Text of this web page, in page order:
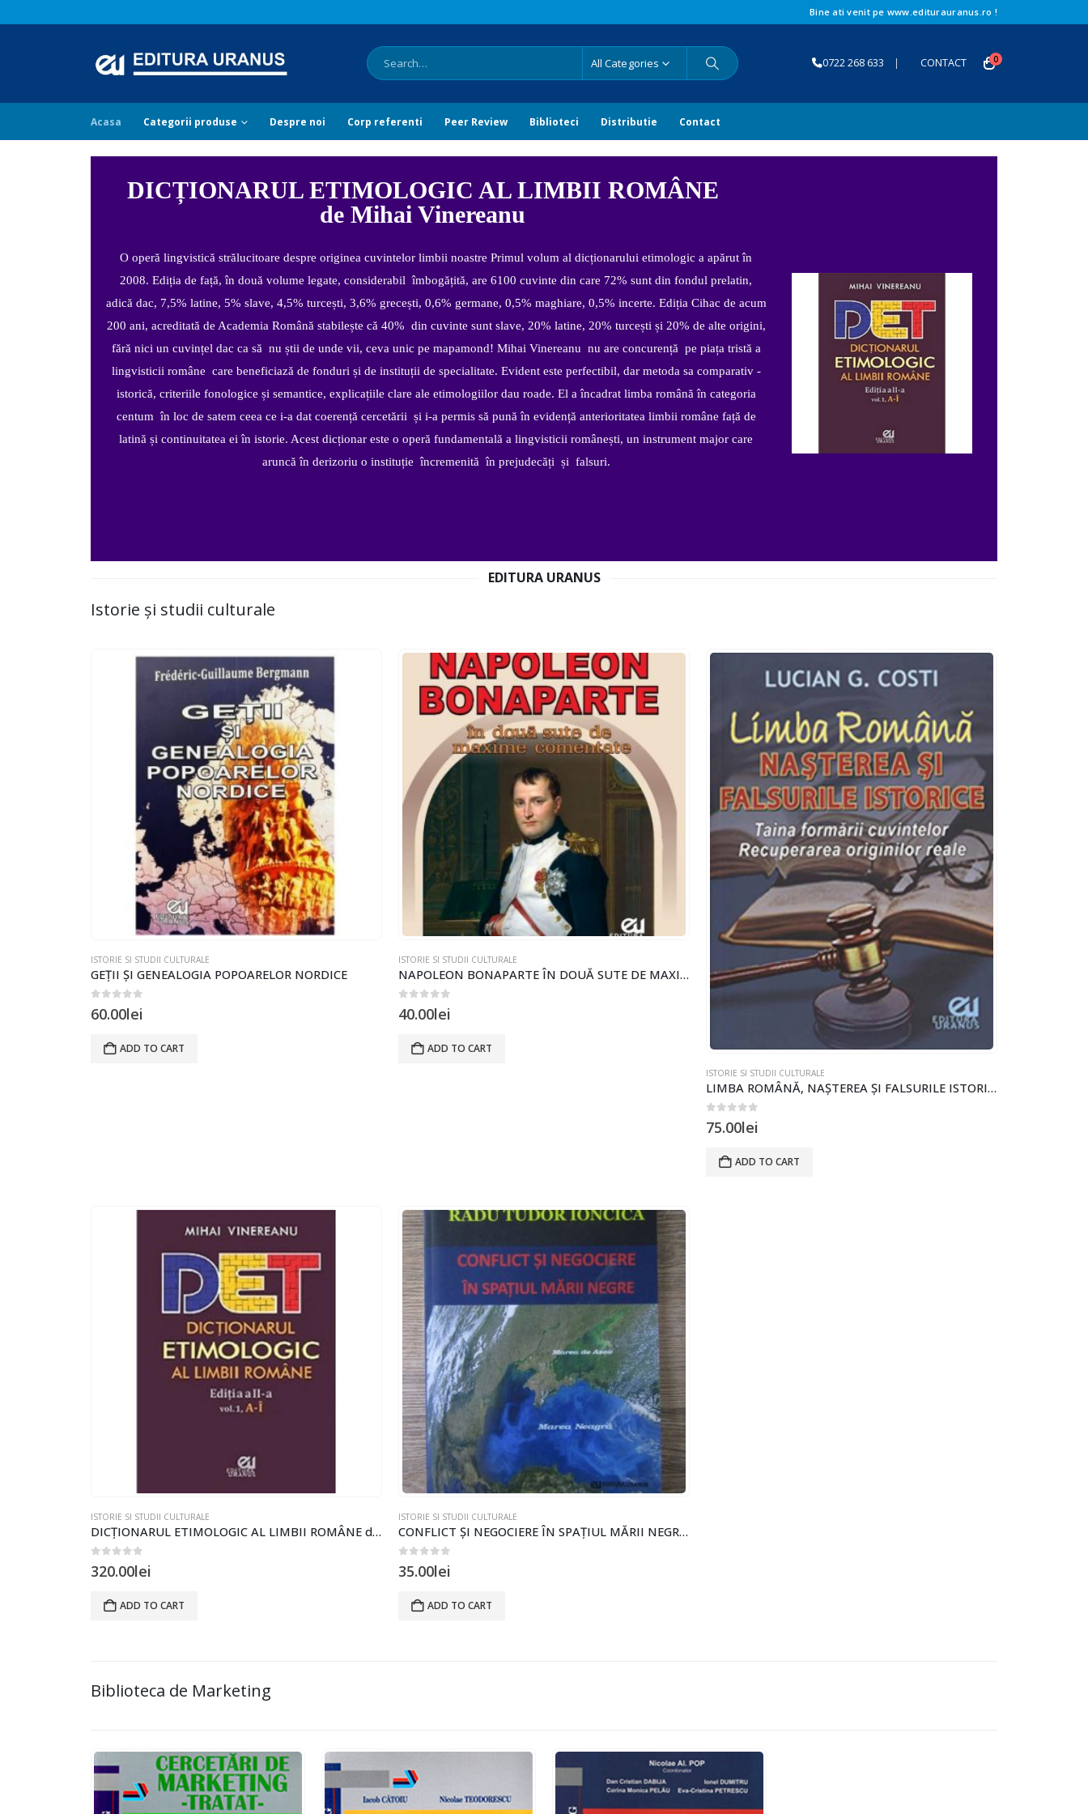
Bine ati venit pe www.editurauranus.ro !
All Categories 0722 268 633 | CONTACT 0
Acasa Categorii produse Despre noi Corp referenti Peer Review Biblioteci Distributie Contact
O operă lingvistică strălucitoare despre originea cuvintelor limbii noastre Primul volum al dicționarului etimologic a apărut în
2008. Ediția de față, în două volume legate, considerabil îmbogățită, are 6100 cuvinte din care 72% sunt din fondul prelatin,
adică dac, 7,5% latine, 5% slave, 4,5% turcești, 3,6% grecești, 0,6% germane, 0,5% maghiare, 0,5% incerte. Ediția Cihac de acum
200 ani, acreditată de Academia Română stabilește că 40% din cuvinte sunt slave, 20% latine, 20% turcești și 20% de alte origini,
fără nici un cuvințel dac ca să nu știi de unde vii, ceva unic pe mapamond! Mihai Vinereanu nu are concurență pe piața tristă a
lingvisticii române care beneficiază de fonduri și de instituții de specialitate. Evident este perfectibil, dar metoda sa comparativ -
istorică, criteriile fonologice și semantice, explicațiile clare ale etimologiilor dau roade. El a încadrat limba română în categoria
centum în loc de satem ceea ce i-a dat coerență cercetării și i-a permis să pună în evidență anterioritatea limbii române față de
latină și continuitatea ei în istorie. Acest dicționar este o operă fundamentală a lingvisticii românești, un instrument major care
aruncă în derizoriu o instituție încremenită în prejudecăți și falsuri.
DICȚIONARUL ETIMOLOGIC AL LIMBII ROMÂNE
de Mihai Vinereanu
EDITURA URANUS
Istorie și studii culturale
ISTORIE SI STUDII CULTURALE
GEȚII ȘI GENEALOGIA POPOARELOR NORDICE
out of 5
60.00lei
ADD TO CART
ISTORIE SI STUDII CULTURALE
NAPOLEON BONAPARTE ÎN DOUĂ SUTE DE MAXIME COMENTATE
out of 5
40.00lei
ADD TO CART
ISTORIE SI STUDII CULTURALE
LIMBA ROMÂNĂ, NAȘTEREA ȘI FALSURILE ISTORICE
out of 5
75.00lei
ADD TO CART
ISTORIE SI STUDII CULTURALE
DICȚIONARUL ETIMOLOGIC AL LIMBII ROMÂNE de Mihai Vinereanu
out of 5
320.00lei
ADD TO CART
ISTORIE SI STUDII CULTURALE
CONFLICT ȘI NEGOCIERE ÎN SPAȚIUL MĂRII NEGRE de Radu Tudor Ioncică
out of 5
35.00lei
ADD TO CART
Biblioteca de Marketing